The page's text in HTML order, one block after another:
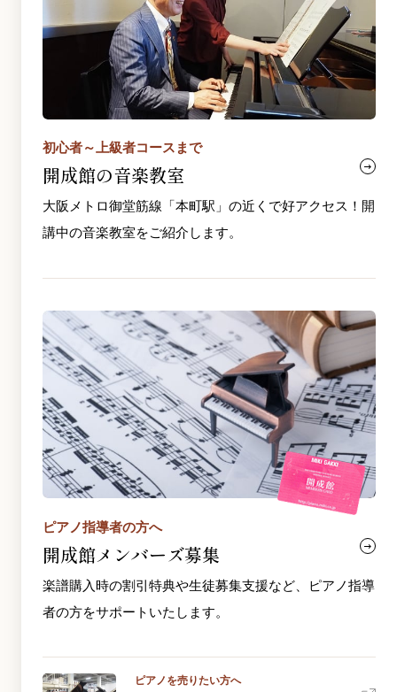
初心者～上級者コースまで
開成館の音楽教室
大阪メトロ御堂筋線「本町駅」の近くで好アクセス！開
講中の音楽教室をご紹介します。
ピアノ指導者の方へ
開成館メンバーズ募集
楽譜購入時の割引特典や生徒募集支援など、ピアノ指導
者の方をサポートいたします。
ピアノを売りたい方へ